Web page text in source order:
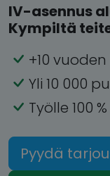
IV-asennus
Kympiltä
+10
Yli 10 000
Työlle 100
Pyydä